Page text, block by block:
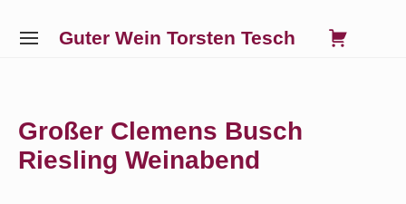
Guter Wein Torsten Tesch
SITE
Großer Clemens Busch
Riesling Weinabend